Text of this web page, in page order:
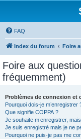
FAQ
Index du forum Foire
Foire aux
fréquemment)
Problèmes de connexion et
Pourquoi dois-je m’enregistrer
Que signifie COPPA ?
Je souhaite m’enregistrer,
Je suis enregistré mais je ne
Pourquoi ne puis-je pas me